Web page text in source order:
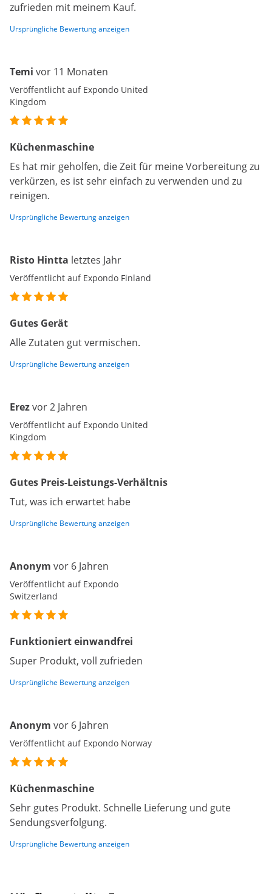
zufrieden mit meinem Kauf.
Ursprüngliche Bewertung anzeigen
Temi vor 11 Monaten
Veröffentlicht auf Expondo United
Kingdom
Küchenmaschine
Es hat mir geholfen, die Zeit für meine Vorbereitung zu
verkürzen, es ist sehr einfach zu verwenden und zu
reinigen.
Ursprüngliche Bewertung anzeigen
Risto Hintta letztes Jahr
Veröffentlicht auf Expondo Finland
Gutes Gerät
Alle Zutaten gut vermischen.
Ursprüngliche Bewertung anzeigen
Erezvor 2 Jahren
Veröffentlicht auf Expondo United
Kingdom
Gutes Preis-Leistungs-Verhältnis
Tut, was ich erwartet habe
Ursprüngliche Bewertung anzeigen
Anonym vor 6 Jahren
Veröffentlicht auf Expondo
Switzerland
Funktioniert einwandfrei
Super Produkt, voll zufrieden
Ursprüngliche Bewertung anzeigen
Anonym vor 6 Jahren
Veröffentlicht auf Expondo Norway
Küchenmaschine
Sehr gutes Produkt. Schnelle Lieferung und gute
Sendungsverfolgung.
Ursprüngliche Bewertung anzeigen